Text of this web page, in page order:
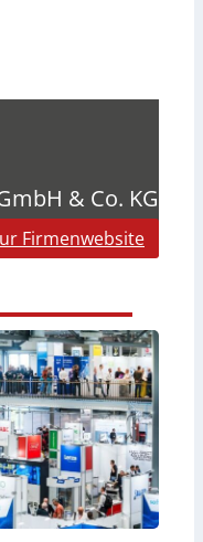
& Co. KG
Firmenwebsite